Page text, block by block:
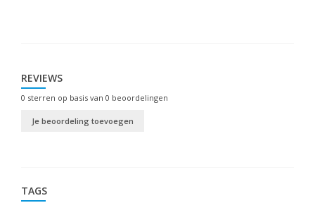
REVIEWS
0 sterren op basis van 0 beoordelingen
Je beoordeling toevoegen
TAGS